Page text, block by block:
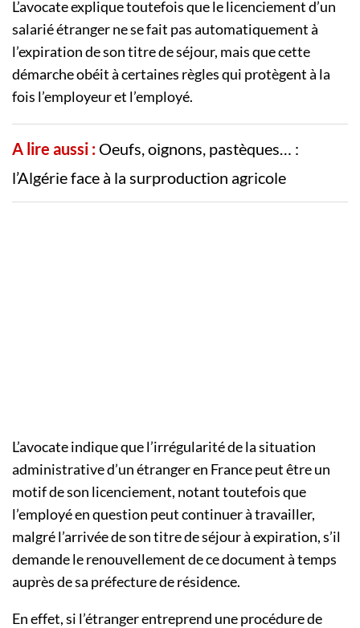
L’avocate explique toutefois que le licenciement d’un
salarié étranger ne se fait pas automatiquement à
l’expiration de son titre de séjour, mais que cette
démarche obéit à certaines règles qui protègent à la
fois l’employeur et l’employé.
A lire aussi : Oeufs, oignons, pastèques… :
l’Algérie face à la surproduction agricole
L’avocate indique que l’irrégularité de la situation
administrative d’un étranger en France peut être un
motif de son licenciement, notant toutefois que
l’employé en question peut continuer à travailler,
malgré l’arrivée de son titre de séjour à expiration, s’il
demande le renouvellement de ce document à temps
auprès de sa préfecture de résidence.
En effet, si l’étranger entreprend une procédure de